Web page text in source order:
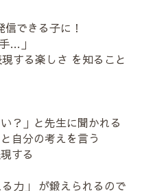
できる子に！
…」
する楽しさ を知ること
？」と先生に聞かれる
自分の考えを言う
する
力」 が鍛えられるので